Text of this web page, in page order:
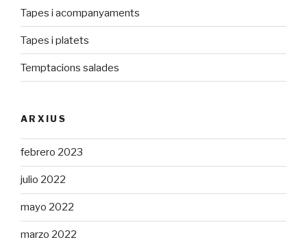
Tapes i acompanyaments
Tapes i platets
Temptacions salades
ARXIUS
febrero 2023
julio 2022
mayo 2022
marzo 2022